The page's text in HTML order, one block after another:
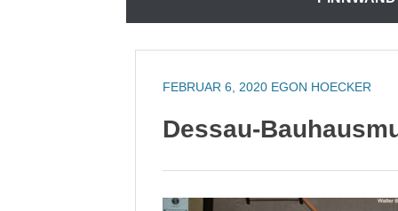
FEBRUAR 6, 2020 EGON HOECKER
Dessau-